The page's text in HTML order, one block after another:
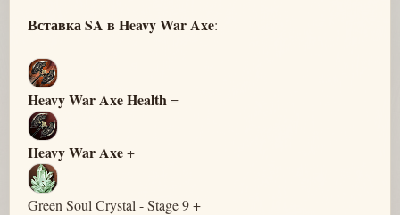
Вставка SA в Heavy War Axe:
Heavy War Axe Health =
Heavy War Axe+
Green Soul Crystal - Stage 9 +